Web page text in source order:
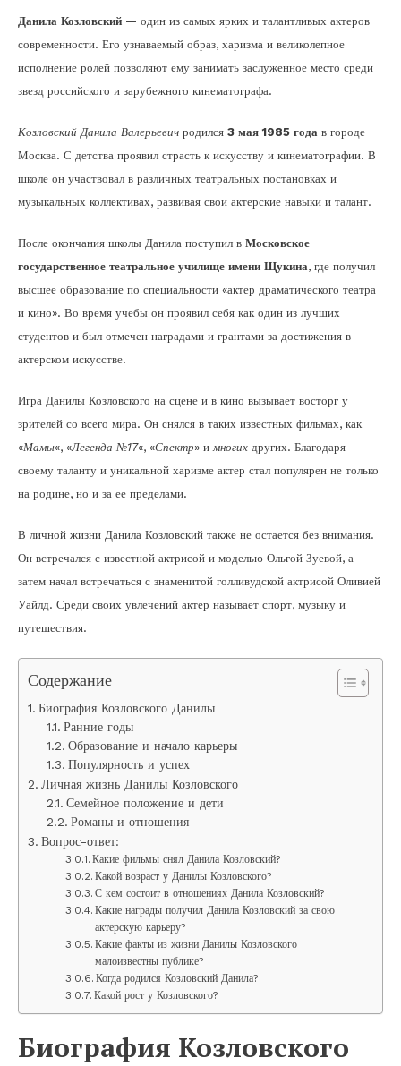
Данила Козловский — один из самых ярких и талантливых актеров
современности. Его узнаваемый образ, харизма и великолепное
исполнение ролей позволяют ему занимать заслуженное место среди
звезд российского и зарубежного кинематографа.
Козловский Данила Валерьевич родился 3 мая 1985 года в городе
Москва. С детства проявил страсть к искусству и кинематографии. В
школе он участвовал в различных театральных постановках и
музыкальных коллективах, развивая свои актерские навыки и талант.
После окончания школы Данила поступил в Московское
государственное театральное училище имени Щукина, где получил
высшее образование по специальности «актер драматического театра
и кино». Во время учебы он проявил себя как один из лучших
студентов и был отмечен наградами и грантами за достижения в
актерском искусстве.
Игра Данилы Козловского на сцене и в кино вызывает восторг у
зрителей со всего мира. Он снялся в таких известных фильмах, как
«Мамы«, «Легенда №17«, «Спектр» имногих других. Благодаря
своему таланту и уникальной харизме актер стал популярен не только
на родине, но и за ее пределами.
В личной жизни Данила Козловский также не остается без внимания.
Он встречался с известной актрисой и моделью Ольгой Зуевой, а
затем начал встречаться с знаменитой голливудской актрисой Оливией
Уайлд. Среди своих увлечений актер называет спорт, музыку и
путешествия.
Содержание
Биография Козловского Данилы
Ранние годы
Образование и начало карьеры
Популярность и успех
Личная жизнь Данилы Козловского
Семейное положение и дети
Романы и отношения
Вопрос-ответ:
Какие фильмы снял Данила Козловский?
Какой возраст у Данилы Козловского?
С кем состоит в отношениях Данила Козловский?
Какие награды получил Данила Козловский за свою
актерскую карьеру?
Какие факты из жизни Данилы Козловского
малоизвестны публике?
Когда родился Козловский Данила?
Какой рост у Козловского?
Биография Козловского